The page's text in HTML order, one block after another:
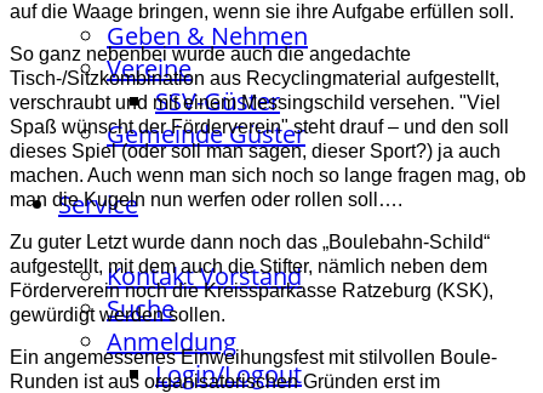
Geben & Nehmen
Vereine
SSV-Güster
Gemeinde Güster
Service
Kontakt Vorstand
Suche
Anmeldung
Login/Logout
auf die Waage bringen, wenn sie ihre Aufgabe erfüllen soll.
So ganz nebenbei wurde auch die angedachte
Tisch-/Sitzkombination aus Recyclingmaterial aufgestellt,
verschraubt und mit einem Messingschild versehen. "Viel
Spaß wünscht der Förderverein" steht drauf – und den soll
dieses Spiel (oder soll man sagen, dieser Sport?) ja auch
machen. Auch wenn man sich noch so lange fragen mag, ob
man die Kugeln nun werfen oder rollen soll….
Zu guter Letzt wurde dann noch das „Boulebahn-Schild“
aufgestellt, mit dem auch die Stifter, nämlich neben dem
Förderverein noch die Kreissparkasse Ratzeburg (KSK),
gewürdigt werden sollen.
Ein angemessenes Einweihungsfest mit stilvollen Boule-
Runden ist aus organisatorischen Gründen erst im